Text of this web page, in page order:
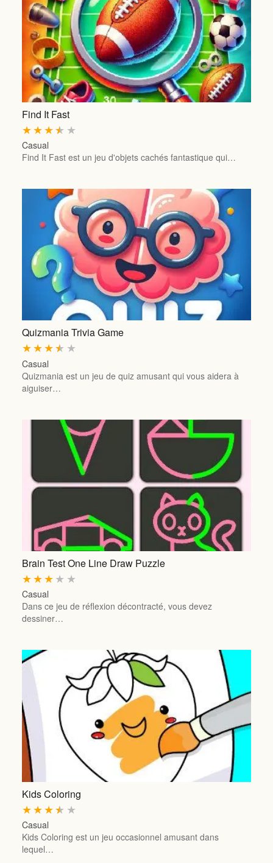
Find It Fast
★
★
★
★
★
Casual
Find It Fast est un jeu d'objets cachés fantastique qui…
Quizmania Trivia Game
★
★
★
★
★
Casual
Quizmania est un jeu de quiz amusant qui vous aidera à
aiguiser…
Brain Test One Line Draw Puzzle
★
★
★
★
★
Casual
Dans ce jeu de réflexion décontracté, vous devez
dessiner…
Kids Coloring
★
★
★
★
★
Casual
Kids Coloring est un jeu occasionnel amusant dans
lequel…